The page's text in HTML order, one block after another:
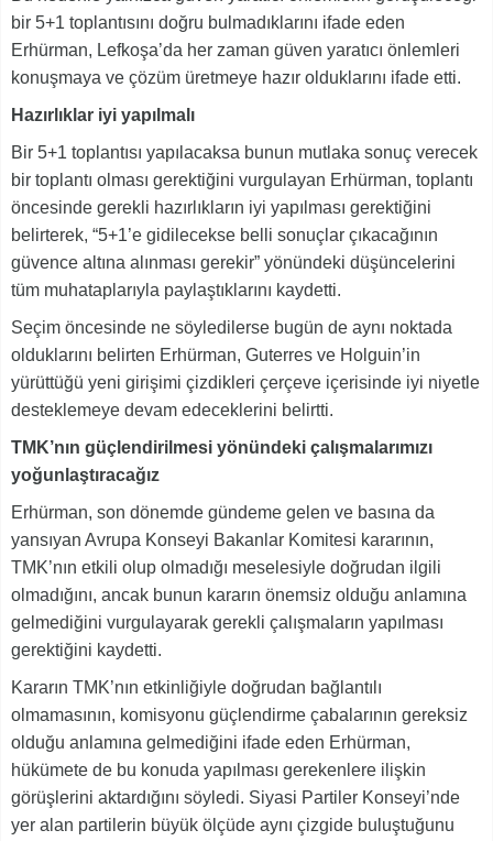
bir 5+1 toplantısını doğru bulmadıklarını ifade eden
Erhürman, Lefkoşa’da her zaman güven yaratıcı önlemleri
konuşmaya ve çözüm üretmeye hazır olduklarını ifade etti.
Hazırlıklar iyi yapılmalı
Bir 5+1 toplantısı yapılacaksa bunun mutlaka sonuç verecek
bir toplantı olması gerektiğini vurgulayan Erhürman, toplantı
öncesinde gerekli hazırlıkların iyi yapılması gerektiğini
belirterek, “5+1’e gidilecekse belli sonuçlar çıkacağının
güvence altına alınması gerekir” yönündeki düşüncelerini
tüm muhataplarıyla paylaştıklarını kaydetti.
Seçim öncesinde ne söyledilerse bugün de aynı noktada
olduklarını belirten Erhürman, Guterres ve Holguin’in
yürüttüğü yeni girişimi çizdikleri çerçeve içerisinde iyi niyetle
desteklemeye devam edeceklerini belirtti.
TMK’nın güçlendirilmesi yönündeki çalışmalarımızı
yoğunlaştıracağız
Erhürman, son dönemde gündeme gelen ve basına da
yansıyan Avrupa Konseyi Bakanlar Komitesi kararının,
TMK’nın etkili olup olmadığı meselesiyle doğrudan ilgili
olmadığını, ancak bunun kararın önemsiz olduğu anlamına
gelmediğini vurgulayarak gerekli çalışmaların yapılması
gerektiğini kaydetti.
Kararın TMK’nın etkinliğiyle doğrudan bağlantılı
olmamasının, komisyonu güçlendirme çabalarının gereksiz
olduğu anlamına gelmediğini ifade eden Erhürman,
hükümete de bu konuda yapılması gerekenlere ilişkin
görüşlerini aktardığını söyledi. Siyasi Partiler Konseyi’nde
yer alan partilerin büyük ölçüde aynı çizgide buluştuğunu